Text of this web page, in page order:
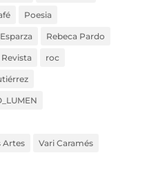
Poesia
Rebeca Pardo
Revista roc
Artes Vari Caramés